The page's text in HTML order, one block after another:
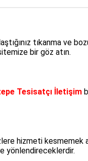
tıkanma ve
bir göz atın.
Tesisatçı İletişim
hizmeti kesmemek
yönlendireceklerdir.